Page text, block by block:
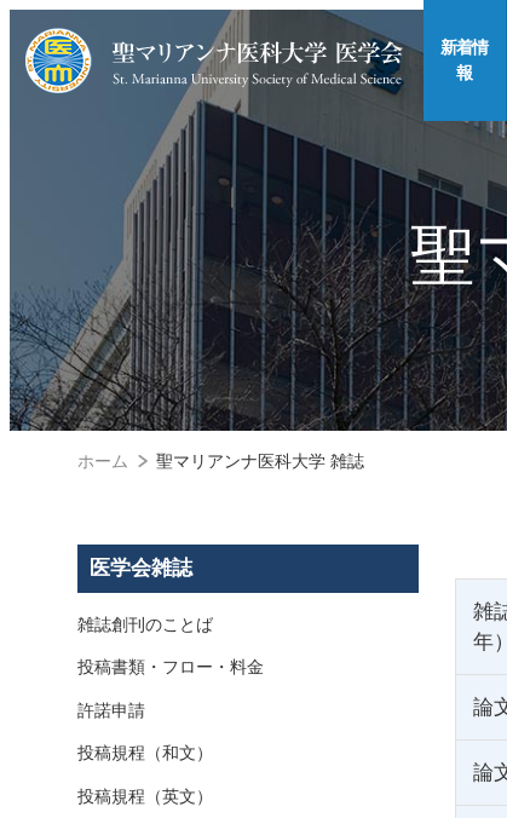
新着情
報
聖
ホーム 聖マリアンナ医科大学 雑誌
雑
年）
論
論
医学会雑誌
雑誌創刊のことば
投稿書類・フロー・料金
許諾申請
投稿規程（和文）
投稿規程（英文）